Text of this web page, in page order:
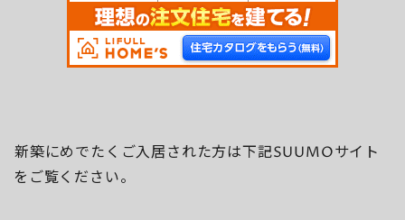
新築にめでたくご入居された方は下記SUUMOサイト
をご覧ください。